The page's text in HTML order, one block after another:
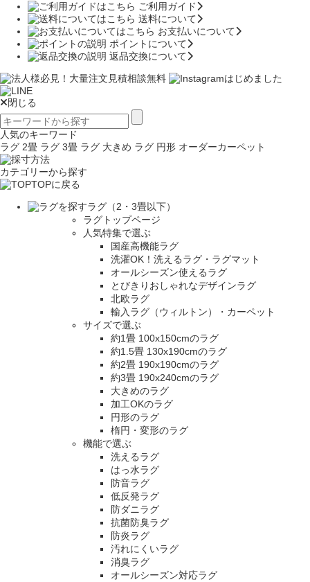
ご利用ガイド
送料について
お支払いについて
ポイントについて
返品交換について
閉じる
人気のキーワード
ラグ 2畳 ラグ 3畳 ラグ 大きめ ラグ 円形 オーダーカーペット
カテゴリーから探す
TOPに戻る
ラグ（2・3畳以下）
ラグトップページ
人気特集で選ぶ
国産高機能ラグ
洗濯OK！洗えるラグ・ラグマット
オールシーズン使えるラグ
とびきりおしゃれなデザインラグ
北欧ラグ
輸入ラグ（ウィルトン）・カーペット
サイズで選ぶ
約1畳 100x150cmのラグ
約1.5畳 130x190cmのラグ
約2畳 190x190cmのラグ
約3畳 190x240cmのラグ
大きめのラグ
加工OKのラグ
円形のラグ
楕円・変形のラグ
機能で選ぶ
洗えるラグ
はっ水ラグ
防音ラグ
低反発ラグ
防ダニラグ
抗菌防臭ラグ
防炎ラグ
汚れにくいラグ
消臭ラグ
オールシーズン対応ラグ